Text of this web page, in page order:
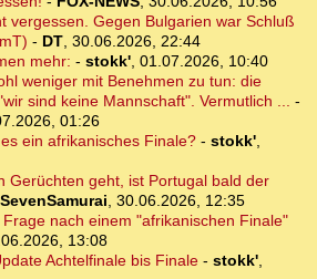
vergessen. Gegen Bulgarien war Schluß
- DT, 30.06.2026, 22:44
mehr: - stokk', 01.07.2026, 10:40
weniger mit Benehmen zu tun: die
sind keine Mannschaft". Vermutlich ... -
01:26
ein afrikanisches Finale?- stokk',
Gerüchten geht, ist Portugal bald der
SevenSamurai, 30.06.2026, 12:35
nach einem "afrikanischen Finale"
13:08
Achtelfinale bis Finale- stokk',